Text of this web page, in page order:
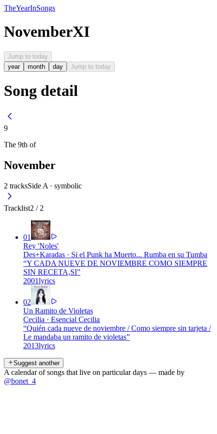
TheYearInSongs
NovemberXI
Jump to today
year
month day Jump to today
Song detail
9
The 9th of
November
2 tracksSide A · symbolic
Tracklist2 / 2
01
Rey 'Noles'
Des+Karadas · Si el Punk ha Muerto... Rumba en su Tumba
“Y CADA NUEVE DE NOVIEMBRE COMO SIEMPRE
SIN RECETA,SI”
2001lyrics
02
Un Ramito de Violetas
Cecilia · Esencial Cecilia
“Quién cada nueve de noviembre / Como siempre sin tarjeta /
Le mandaba un ramito de violetas”
2013lyrics
Suggest another
A calendar of songs that live on particular days — made by
@bonet_4